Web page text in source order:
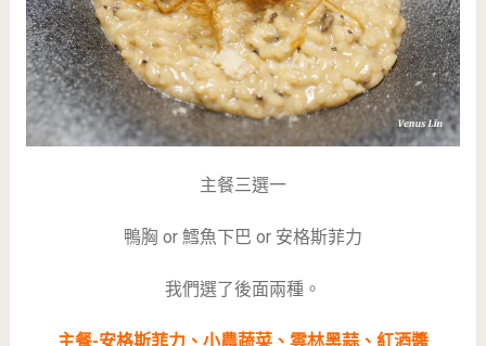
主餐三選一
鴨胸 or 鱈魚下巴 or 安格斯菲力
我們選了後面兩種。
主餐-安格斯菲力、小農蔬菜、雲林黑蒜、紅酒醬